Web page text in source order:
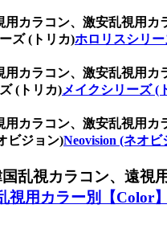
カラコン、激安乱視用
ズ (トリカ)ホロリスシリ
カラコン、激安乱視用
(トリカ)メイクシリーズ (
カラコン、激安乱視用
ビジョン)Neovision (ネオビ
乱視カラコン、遠視
視用カラー別【Color】